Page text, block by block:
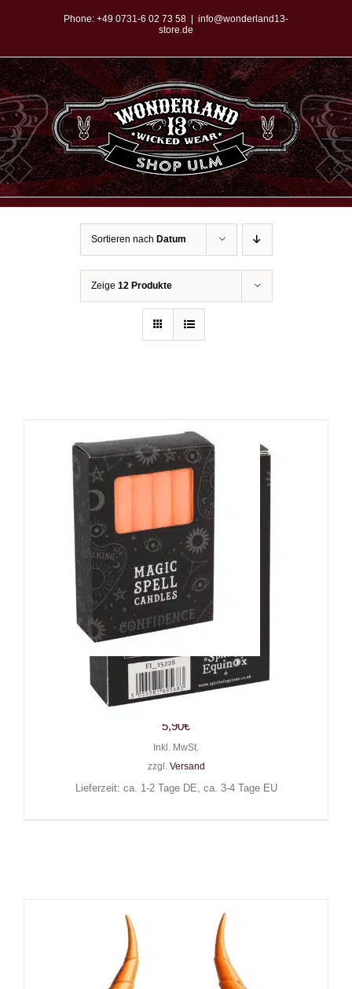
springen
Phone: +49 0731-6 02 73 58
info@wonderland13-
store.de
Sortieren nach Datum
Zeige 12 Produkte
Spirit of Equinox Kerzenset
Confidence Spell
5,90€
Inkl. MwSt.
zzgl. Versand
Lieferzeit: ca. 1-2 Tage DE, ca. 3-4 Tage EU